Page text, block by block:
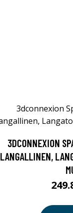
3DCONNEXION
LANGALLINEN,